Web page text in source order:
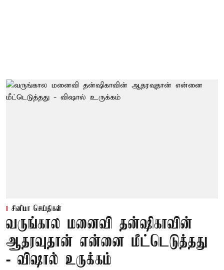
சினிமா செய்திகள்
வருங்கால மனைவி தன்ஷிகாவின்
ஆதரவுதான் என்னை மீட்டெடுத்தது
- விஷால் உருக்கம்